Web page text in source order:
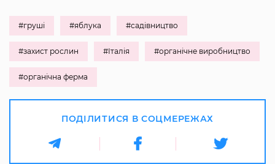
#груші #яблука #садівництво
#захист рослин #Італія #органічне виробництво
#органічна ферма
ПОДІЛИТИСЯ В СОЦМЕРЕЖАХ